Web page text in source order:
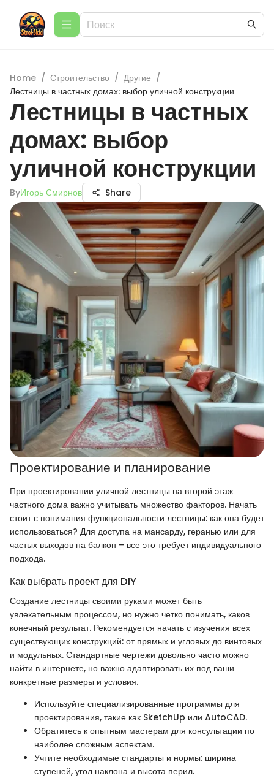
Home / Строительство / Другие /
Лестницы в частных домах: выбор уличной конструкции
Лестницы в частных
домах: выбор
уличной конструкции
ByИгорь Смирнов Share
Проектирование и планирование
При проектировании уличной лестницы на второй этаж
частного дома важно учитывать множество факторов. Начать
стоит с понимания функциональности лестницы: как она будет
использоваться? Для доступа на мансарду, геранью или для
частых выходов на балкон – все это требует индивидуального
подхода.
Как выбрать проект для DIY
Создание лестницы своими руками может быть
увлекательным процессом, но нужно четко понимать, каков
конечный результат. Рекомендуется начать с изучения всех
существующих конструкций: от прямых и угловых до винтовых
и модульных. Стандартные чертежи довольно часто можно
найти в интернете, но важно адаптировать их под ваши
конкретные размеры и условия.
Используйте специализированные программы для
проектирования, такие как SketchUp или AutoCAD.
Обратитесь к опытным мастерам для консультации по
наиболее сложным аспектам.
Учтите необходимые стандарты и нормы: ширина
ступеней, угол наклона и высота перил.